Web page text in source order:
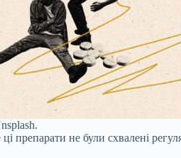
препарати не були схвалені